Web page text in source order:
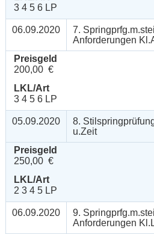
3 4 5 6 LP
06.09.2020
7.
Anforderungen
Preisgeld
200,00 €
LKL/Art
3 4 5 6 LP
05.09.2020
8.
u.Zeit
Preisgeld
250,00 €
LKL/Art
2 3 4 5 LP
06.09.2020
9.
Anforderungen